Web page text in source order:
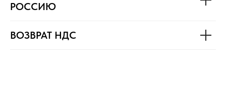
РОССИЮ
ВОЗВРАТ НДС